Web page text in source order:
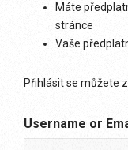
Máte
stránce
Vaše
Přihlásit se můžete
Username or